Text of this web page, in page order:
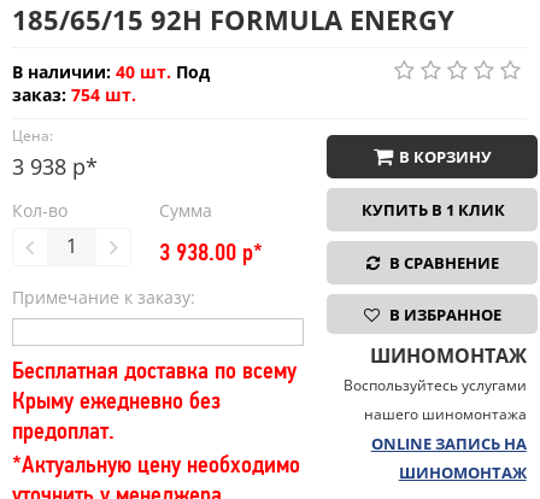
185/65/15 92H FORMULA ENERGY
В наличии: 40 шт. Под
заказ: 754 шт.
Цена:
3 938 р*
Кол-во Сумма
3 938.00 р*
Примечание к заказу:
Бесплатная доставка по всему
Крыму ежедневно без
предоплат.
*Актуальную цену необходимо
В КОРЗИНУ
КУПИТЬ В 1 КЛИК
В СРАВНЕНИЕ
В ИЗБРАННОЕ
ШИНОМОНТАЖ
Воспользуйтесь услугами
нашего шиномонтажа
ONLINE ЗАПИСЬ НА
ШИНОМОНТАЖ